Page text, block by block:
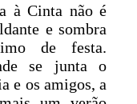
à Cinta não é
e sombra
de festa.
se junta o
e os amigos, a